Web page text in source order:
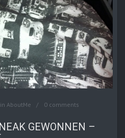
in AboutMe 0 comments
GEWONNEN –